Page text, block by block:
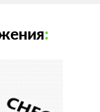
: